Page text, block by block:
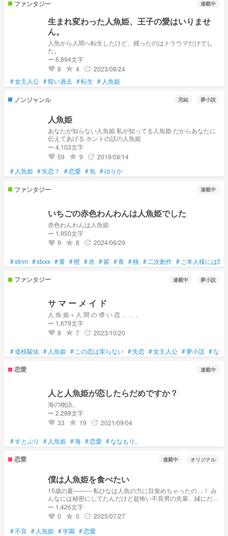
ファンタジー 連載中
生まれ変わった人魚姫、王子の愛はいりませ
ん。
人魚から人間へ転生したけど、残ったのはトラウマだけでし
た。
ー 6,894文字
favorite 8 grade 4 update 2023/08/24
#女主人公 #暗い過去 #転生 # 人魚姫
ノンジャンル 完結 夢小説
人魚姫
あなたが知らない人魚姫 私が知ってる人魚姫 だからあなたに
伝えてあげる ホントの話の人魚姫
ー 4,103文字
favorite 59 grade 9 update 2019/08/14
# 人魚姫 #失恋？ #恋愛 #魚 #ゆりか
ファンタジー 連載中
いちごの赤色わんわんは人魚姫でした
赤色わんわんは人魚姫
ー 1,950文字
favorite 9 grade 8 update 2024/06/29
#stnm #stxxx #黄 #橙 #赤 #紫 #青 #桃 #二次創作 # ご本人様には関
ファンタジー 連載中 夢小説
サ マ ー メ イ ド
人 魚 姫 × 人 間 の 儚 い 恋 ．．．
ー 1,679文字
favorite 8 grade 7 update 2023/10/20
#道枝駿佑 # 人魚姫 # この恋は実らない #失恋 #女主人公 #夢小説 #なに
恋愛 連載中
人と人魚姫が恋したらだめですか？
海の物語。
ー 2,288文字
favorite 33 grade 19 update 2021/09/04
#すとぷり # 人魚姫 #海 #恋愛 #ななもり。
恋愛 連載中 オリジナル
僕は人魚姫を食べたい
15歳の夏――― 私ひなは人魚の力に目覚めちゃったの…！ み
んなには秘密にしてたんだけど超怖い不良男の先輩、縁にだけ
バレちゃって 「お前の涙を舐めさせろ」って迫られちゃって
ぇ〜！！
ー 1,426文字
favorite 0 grade 0 update 2025/07/27
#不良 # 人魚姫 #学園 #恋愛